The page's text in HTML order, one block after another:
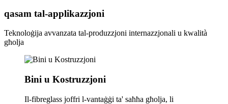
qasam tal-applikazzjoni
Teknoloġija avvanzata tal-produzzjoni internazzjonali u kwalità
għolja
Bini u Kostruzzjoni
Il-fibreglass joffri l-vantaġġi ta' saħħa għolja, li